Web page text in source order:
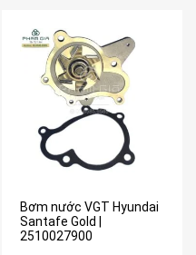
Bơm nước VGT Hyundai
Santafe Gold |
2510027900